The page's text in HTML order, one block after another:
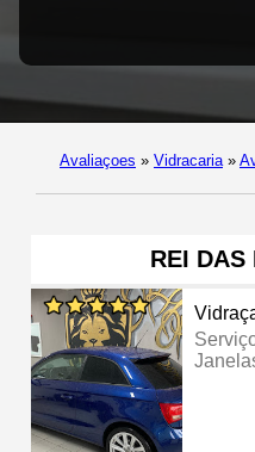
Avaliaçoes » Vidracaria »
REI DAS